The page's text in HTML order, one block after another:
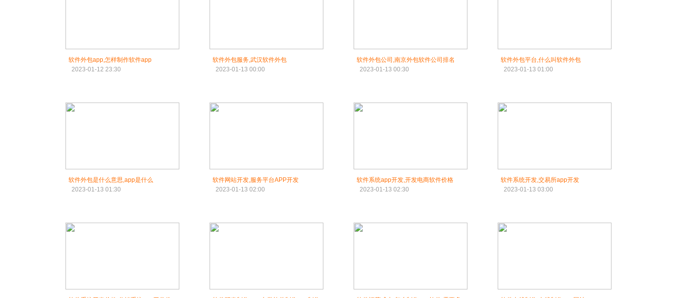
软件外包app,怎样制作软件app
2023-01-12 23:30
软件外包服务,武汉软件外包
2023-01-13 00:00
软件外包公司,南京外包软件公司排名
2023-01-13 00:30
软件外包平台,什么叫软件外包
2023-01-13 01:00
软件外包是什么意思,app是什么
2023-01-13 01:30
软件网站开发,服务平台APP开发
2023-01-13 02:00
软件系统app开发,开发电商软件价格
2023-01-13 02:30
软件系统开发,交易所app开发
2023-01-13 03:00